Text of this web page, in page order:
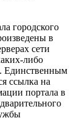
городского
в
сети
либо
Единственным
ссылка на
портала в